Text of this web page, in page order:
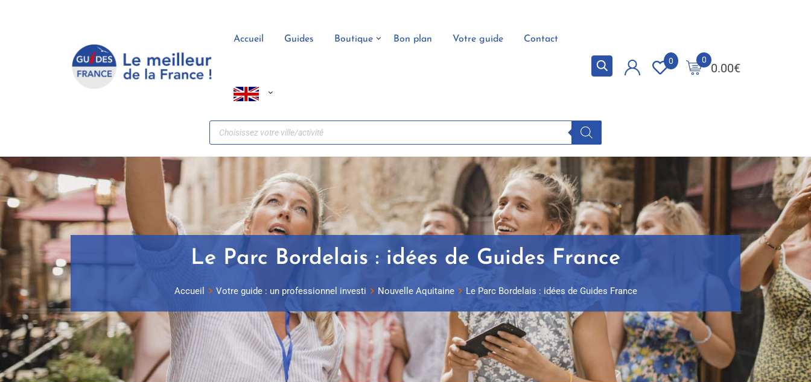
Accueil Guides Boutique Bon plan Votre guide Contact
0.00€
0
0
Le Parc Bordelais : idées de Guides France
Accueil Votre guide : un professionnel investi Nouvelle Aquitaine Le Parc Bordelais : idées de Guides France